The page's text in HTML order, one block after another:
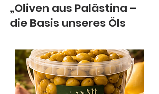
„Oliven aus Palästina –
die Basis unseres Öls